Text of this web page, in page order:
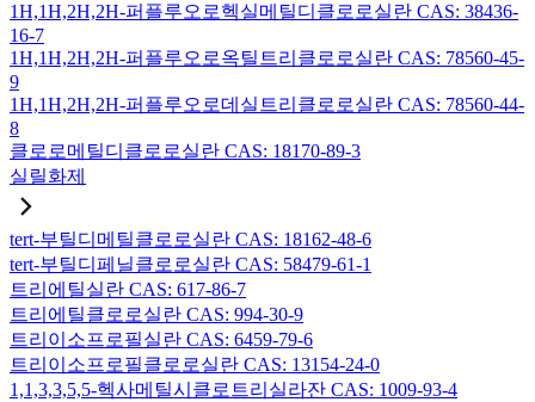
1H,1H,2H,2H-퍼플루오로헥실메틸디클로로실란 CAS: 38436-
16-7
1H,1H,2H,2H-퍼플루오로옥틸트리클로로실란 CAS: 78560-45-
9
1H,1H,2H,2H-퍼플루오로데실트리클로로실란 CAS: 78560-44-
8
클로로메틸디클로로실란 CAS: 18170-89-3
실릴화제
tert-부틸디메틸클로로실란 CAS: 18162-48-6
tert-부틸디페닐클로로실란 CAS: 58479-61-1
트리에틸실란 CAS: 617-86-7
트리에틸클로로실란 CAS: 994-30-9
트리이소프로필실란 CAS: 6459-79-6
트리이소프로필클로로실란 CAS: 13154-24-0
1,1,3,3,5,5-헥사메틸시클로트리실라잔 CAS: 1009-93-4